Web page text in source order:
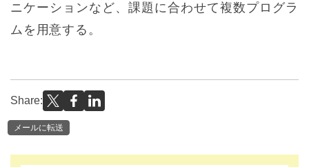
ニケーションなど、課題に合わせて複数プログラ
ムを用意する。
Share:
メールに転送